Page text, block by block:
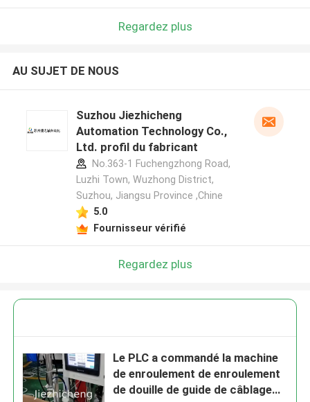
Regardez plus
AU SUJET DE NOUS
Suzhou Jiezhicheng
Automation Technology Co.,
Ltd. profil du fabricant
No.363-1 Fuchengzhong Road,
Luzhi Town, Wuzhong District,
Suzhou, Jiangsu Province ,Chine
5.0
Fournisseur vérifié
Regardez plus
Le PLC a commandé la machine
de enroulement de enroulement
de douille de guide de câblage